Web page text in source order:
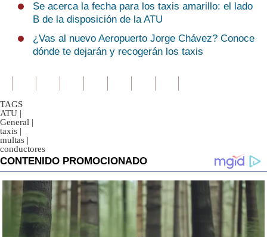
Se acerca la fecha para los taxis amarillo: el lado
B de la disposición de la ATU
¿Vas al nuevo Aeropuerto Jorge Chávez? Conoce
dónde te dejarán y recogerán los taxis
TAGS
ATU |
General |
taxis |
multas |
conductores